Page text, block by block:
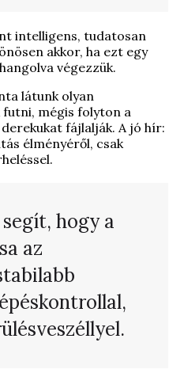
intelligens, tudatosan
akkor, ha ezt egy
végezzük.
látunk olyan
futni, mégis folyton a
fájlalják. A jó hír:
élményéről, csak
hogy a
az